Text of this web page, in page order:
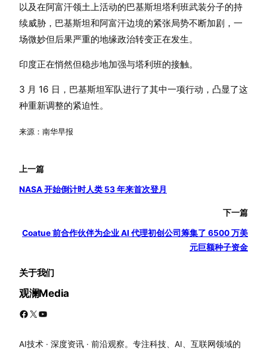
以及在阿富汗领土上活动的巴基斯坦塔利班武装分子的持
续威胁，巴基斯坦和阿富汗边境的紧张局势不断加剧，一
场微妙但后果严重的地缘政治转变正在发生。
印度正在悄然但稳步地加强与塔利班的接触。
3 月 16 日，巴基斯坦军队进行了其中一项行动，凸显了这
种重新调整的紧迫性。
来源：南华早报
上一篇
NASA 开始倒计时人类 53 年来首次登月
下一篇
Coatue 前合作伙伴为企业 AI 代理初创公司筹集了 6500 万美
元巨额种子资金
关于我们
观澜Media
Facebook X YouTube
AI技术 · 深度资讯 · 前沿观察。专注科技、AI、互联网领域的